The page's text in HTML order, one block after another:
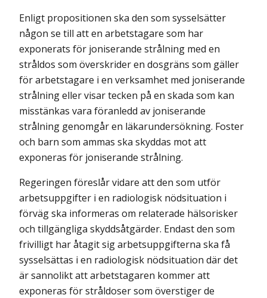
Enligt propositionen ska den som sysselsätter
någon se till att en arbetstagare som har
exponerats för joniserande strålning med en
stråldos som överskrider en dosgräns som gäller
för arbetstagare i en verksamhet med joniserande
strålning eller visar tecken på en skada som kan
misstänkas vara föranledd av joniserande
strålning genomgår en läkarundersökning. Foster
och barn som ammas ska skyddas mot att
exponeras för joniserande strålning.
Regeringen föreslår vidare att den som utför
arbetsuppgifter i en radiologisk nödsituation i
förväg ska informeras om relaterade hälsorisker
och tillgängliga skyddsåtgärder. Endast den som
frivilligt har åtagit sig arbetsuppgifterna ska få
sysselsättas i en radiologisk nödsituation där det
är sannolikt att arbetstagaren kommer att
exponeras för stråldoser som överstiger de